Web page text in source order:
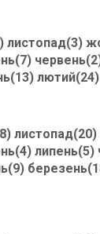
листопад(3)
лютий(24)
листопад(20)
липень(5)